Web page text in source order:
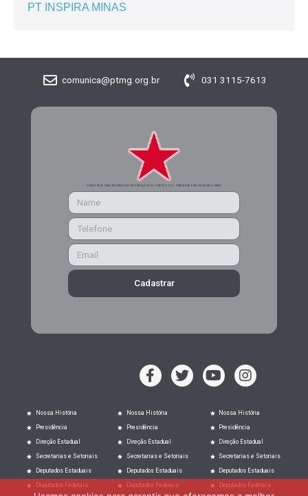
PT INSPIRA MINAS
comunica@ptmg.org.br 031 3115-7613
CADASTRE-SE PARA RECEBER MAIS INFORMAÇÕES DO PARTIDO DOS TRABALHADORES DE MINAS GERAIS
Cadastrar
Nossa História
Presidência
Direção Estadual
Secretarias e Setoriais
Deputados Estaduais
Deputados Federais
Nossa História
Presidência
Direção Estadual
Secretarias e Setoriais
Deputados Estaduais
Deputados Federais
Nossa História
Presidência
Direção Estadual
Secretarias e Setoriais
Deputados Estaduais
Deputados Federais